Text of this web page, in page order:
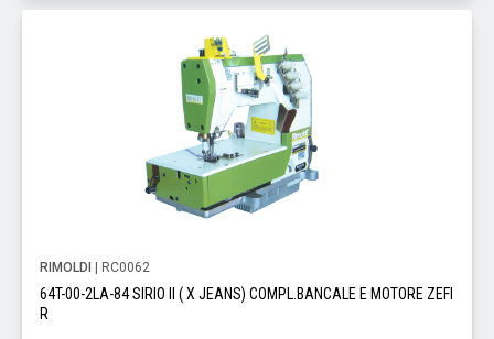
RIMOLDI | RC0062
64T-00-2LA-84 SIRIO II ( X JEANS) COMPL.BANCALE E MOTORE ZEFI
R